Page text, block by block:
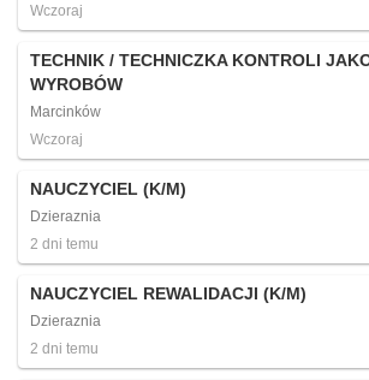
Wczoraj
TECHNIK / TECHNICZKA KONTROLI
WYROBÓW
Marcinków
Wczoraj
NAUCZYCIEL (K/M)
Dzieraznia
2 dni temu
NAUCZYCIEL REWALIDACJI (K/M)
Dzieraznia
2 dni temu